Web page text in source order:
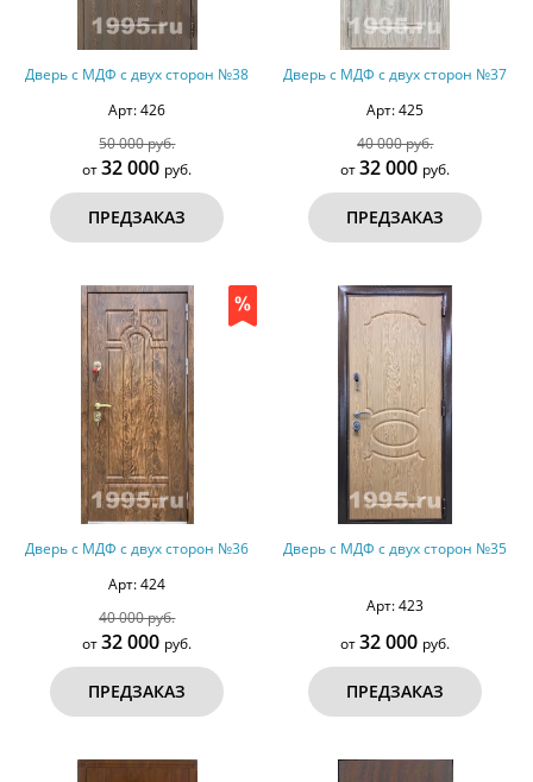
Дверь с МДФ с двух сторон №38
Арт: 426
50 000 руб.
от32 000 руб.
ПРЕДЗАКАЗ
Дверь с МДФ с двух сторон №37
Арт: 425
40 000 руб.
от32 000 руб.
ПРЕДЗАКАЗ
Дверь с МДФ с двух сторон №36
Арт: 424
40 000 руб.
от32 000 руб.
ПРЕДЗАКАЗ
Дверь с МДФ с двух сторон №35
Арт: 423
от32 000 руб.
ПРЕДЗАКАЗ